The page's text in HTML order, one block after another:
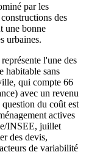
par les
des
une bonne
urbaines.
l'une des
habitable sans
qui compte 66
avec un revenu
du coût est
actives
INSEE, juillet
des devis,
de variabilité